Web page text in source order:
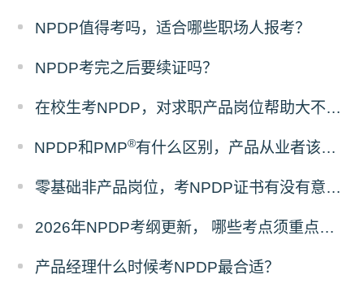
NPDP值得考吗，适合哪些职场人报考？
NPDP考完之后要续证吗？
在校生考NPDP，对求职产品岗位帮助大不大？
NPDP和PMP®有什么区别，产品从业者该怎么选证？
零基础非产品岗位，考NPDP证书有没有意义？
2026年NPDP考纲更新， 哪些考点须重点掌握？
产品经理什么时候考NPDP最合适？